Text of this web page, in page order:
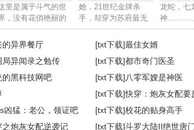
里是属于斗气的世
，没有花俏艳丽的
法，有的，仅仅是
衍到巅峰的斗气！
书等级制度：斗
，斗师，大斗师，
灵，斗王，斗皇，
她，21世纪金牌杀
手，却穿为苏府最无
用的废柴四小姐身
上。他，帝国晋王殿
下，冷酷邪魅强势霸
道，武道天赋更是无
与伦比。世人皆知她
是草包废柴女，人
龙蛇，七
神...........
诸天，一
的异界餐厅 [txt下载]最佳女婿
局异闻录之勉传 [txt下载]都市奇门医圣
的黑科技网吧 [txt下载]八零军嫂是神医
[txt下载]快穿：炮灰女配要
凶猛：老公，领证吧 [txt下载]校花的贴身高手
之炮灰女配逆袭记 [txt下载]斗罗大陆II绝世唐